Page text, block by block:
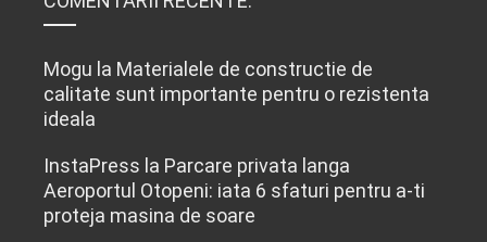
Mogu la Materialele de constructie de
calitate sunt importante pentru o rezistenta
ideala
InstaPress la Parcare privata langa
Aeroportul Otopeni: iata 6 sfaturi pentru a-ti
proteja masina de soare